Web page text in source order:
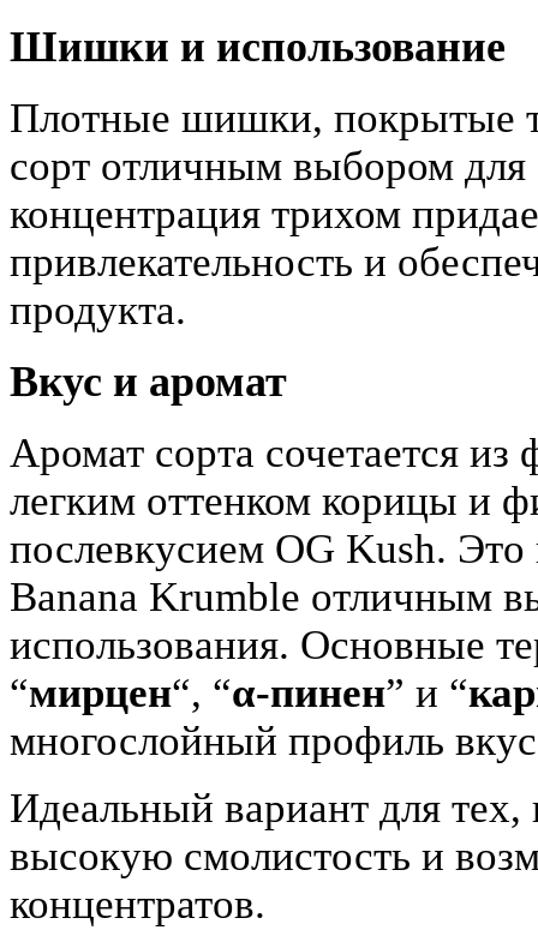
Шишки и использование
Плотные шишки, покрытые
сорт отличным выбором для
концентрация трихом
привлекательность и
продукта.
Вкус и аромат
Аромат сорта сочетается
легким оттенком корицы и
послевкусием OG Kush. Это
Banana Krumble отличным
использования. Основные
“мирцен“, “α-пинен” и “
многослойный профиль
Идеальный вариант для
высокую смолистость и
концентратов.